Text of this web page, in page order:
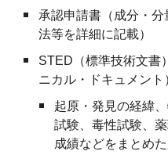
承認申請書（成分・
法等を詳細に記載）
STED（標準技術文書
ニカル・ドキュメント
起原・発見の経緯
試験、毒性試験、
成績などをまとめ